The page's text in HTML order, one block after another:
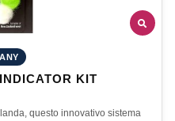
KIT
questo innovativo sistema